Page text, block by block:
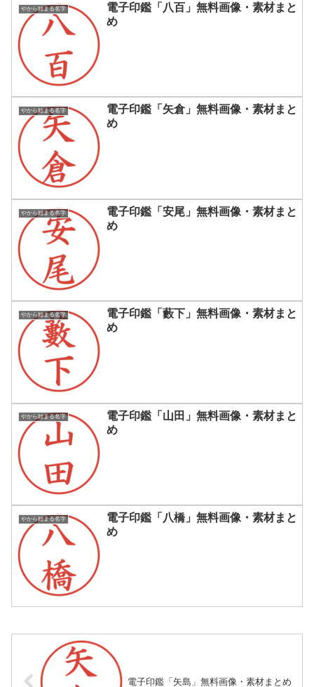
やから始まる名字
電子印鑑「八百」無料画像・素材まと
め
やから始まる名字
電子印鑑「矢倉」無料画像・素材まと
め
やから始まる名字
電子印鑑「安尾」無料画像・素材まと
め
やから始まる名字
電子印鑑「藪下」無料画像・素材まと
め
やから始まる名字
電子印鑑「山田」無料画像・素材まと
め
やから始まる名字
電子印鑑「八橋」無料画像・素材まと
め
電子印鑑「矢島」無料画像・素材まとめ